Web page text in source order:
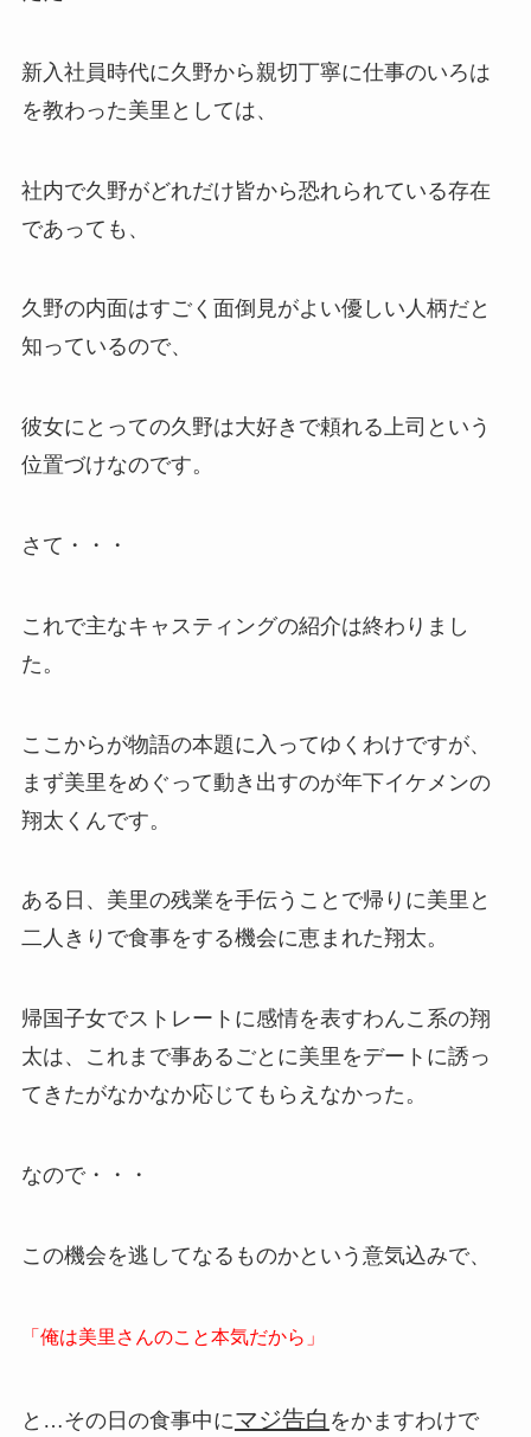
新入社員時代に久野から親切丁寧に仕事のいろは
を教わった美里としては、
社内で久野がどれだけ皆から恐れられている存在
であっても、
久野の内面はすごく面倒見がよい優しい人柄だと
知っているので、
彼女にとっての久野は大好きで頼れる上司という
位置づけなのです。
さて・・・
これで主なキャスティングの紹介は終わりまし
た。
ここからが物語の本題に入ってゆくわけですが、
まず美里をめぐって動き出すのが年下イケメンの
翔太くんです。
ある日、美里の残業を手伝うことで帰りに美里と
二人きりで食事をする機会に恵まれた翔太。
帰国子女でストレートに感情を表すわんこ系の翔
太は、これまで事あるごとに美里をデートに誘っ
てきたがなかなか応じてもらえなかった。
なので・・・
この機会を逃してなるものかという意気込みで、
「俺は美里さんのこと本気だから」
と…その日の食事中にマジ告白 をかますわけで